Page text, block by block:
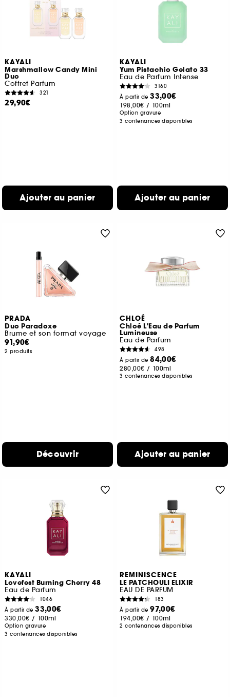
KAYALI
Marshmallow Candy Mini
Duo
Coffret Parfum
321
29,90€
Ajouter au panier
KAYALI
Yum Pistachio Gelato 33
Eau de Parfum Intense
3160
À partir de33,00€
198,00€ / 100ml
Option gravure
3 contenances disponibles
Ajouter au panier
PRADA
Duo Paradoxe
Brume et son format voyage
91,90€
2 produits
Découvrir
CHLOÉ
Chloé L'Eau de Parfum
Lumineuse
Eau de Parfum
498
À partir de84,00€
280,00€ / 100ml
3 contenances disponibles
Ajouter au panier
KAYALI
Lovefest Burning Cherry 48
Eau de Parfum
1046
À partir de33,00€
330,00€ / 100ml
Option gravure
3 contenances disponibles
REMINISCENCE
LE PATCHOULI ELIXIR
EAU DE PARFUM
183
À partir de97,00€
194,00€ / 100ml
2 contenances disponibles